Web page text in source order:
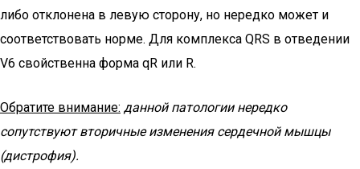
либо отклонена в левую сторону, но нередко может и
соответствовать норме. Для комплекса QRS в отведении
V6 свойственна форма qR или R.
Обратите внимание: данной патологии нередко
сопутствуют вторичные изменения сердечной мышцы
(дистрофия).